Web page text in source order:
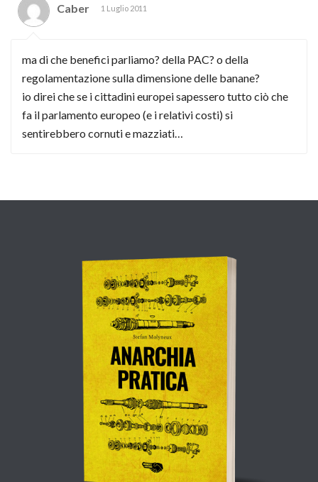
Caber 1 Luglio 2011
ma di che benefici parliamo? della PAC? o della
regolamentazione sulla dimensione delle banane?
io direi che se i cittadini europei sapessero tutto ciò che
fa il parlamento europeo (e i relativi costi) si
sentirebbero cornuti e mazziati…